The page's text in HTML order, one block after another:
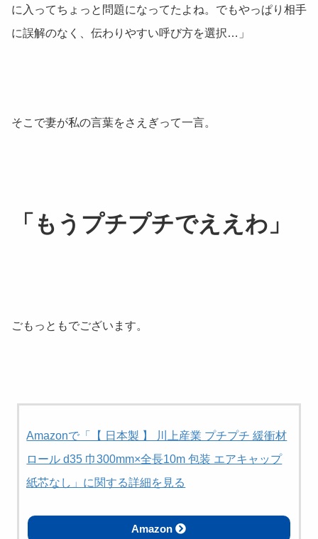
に入ってちょっと問題になってたよね。でもやっぱり相手
に誤解のなく、伝わりやすい呼び方を選択…」
そこで妻が私の言葉をさえぎって一言。
「もうプチプチでええわ」
ごもっともでございます。
Amazonで「【 日本製 】 川上産業 プチプチ 緩衝材
ロール d35 巾300mm×全長10m 包装 エアキャップ
紙芯なし」に関する詳細を見る
Amazon